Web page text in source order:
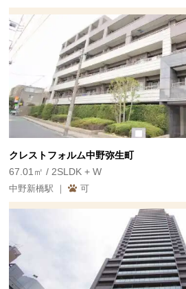
クレストフォルム中野弥生町
67.01㎡ / 2SLDK + W
中野新橋駅 ｜ 可